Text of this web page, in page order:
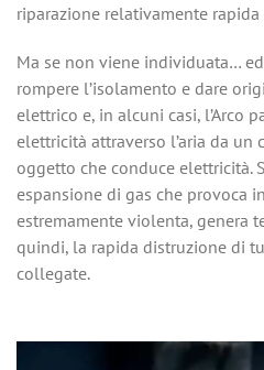
riparazione relativamente rapida
Ma se non viene individuata…
rompere l’isolamento e dare
elettrico e, in alcuni casi, l’Arco
elettricità attraverso l’aria da
oggetto che conduce elettricità.
espansione di gas che provoca
estremamente violenta, genera
quindi, la rapida distruzione di
collegate.